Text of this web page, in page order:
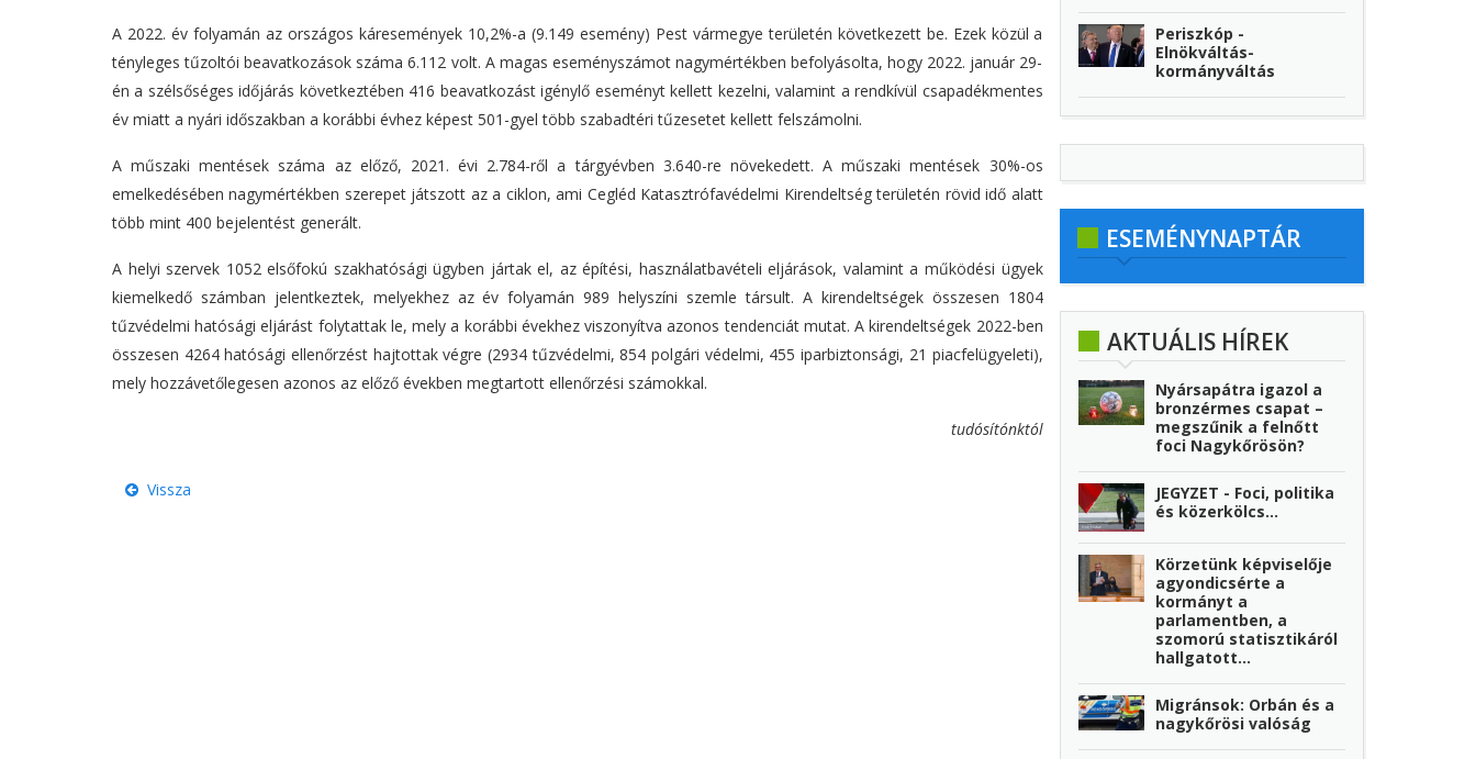
A 2022. év folyamán az országos káresemények 10,2%-a (9.149 esemény) Pest vármegye területén következett be. Ezek közül a
tényleges tűzoltói beavatkozások száma 6.112 volt. A magas eseményszámot nagymértékben befolyásolta, hogy 2022. január 29-
én a szélsőséges időjárás következtében 416 beavatkozást igénylő eseményt kellett kezelni, valamint a rendkívül csapadékmentes
év miatt a nyári időszakban a korábbi évhez képest 501-gyel több szabadtéri tűzesetet kellett felszámolni.
A műszaki mentések száma az előző, 2021. évi 2.784-ről a tárgyévben 3.640-re növekedett. A műszaki mentések 30%-os
emelkedésében nagymértékben szerepet játszott az a ciklon, ami Cegléd Katasztrófavédelmi Kirendeltség területén rövid idő alatt
több mint 400 bejelentést generált.
A helyi szervek 1052 elsőfokú szakhatósági ügyben jártak el, az építési, használatbavételi eljárások, valamint a működési ügyek
kiemelkedő számban jelentkeztek, melyekhez az év folyamán 989 helyszíni szemle társult. A kirendeltségek összesen 1804
tűzvédelmi hatósági eljárást folytattak le, mely a korábbi évekhez viszonyítva azonos tendenciát mutat. A kirendeltségek 2022-ben
összesen 4264 hatósági ellenőrzést hajtottak végre (2934 tűzvédelmi, 854 polgári védelmi, 455 iparbiztonsági, 21 piacfelügyeleti),
mely hozzávetőlegesen azonos az előző években megtartott ellenőrzési számokkal.
tudósítónktól
Vissza
Periszkóp -
Elnökváltás-
kormányváltás
ESEMÉNYNAPTÁR
AKTUÁLIS HÍREK
Nyársapátra igazol a
bronzérmes csapat –
megszűnik a felnőtt
foci Nagykőrösön?
JEGYZET - Foci, politika
és közerkölcs…
Körzetünk képviselője
agyondicsérte a
kormányt a
parlamentben, a
szomorú statisztikáról
hallgatott...
Migránsok: Orbán és a
nagykőrösi valóság